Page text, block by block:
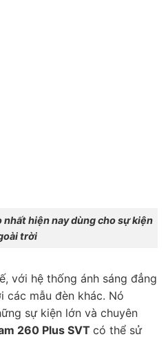
hiện nay dùng cho sự kiện
trời
với hệ thống ánh sáng đẳng
các mẫu đèn khác. Nó
sự kiện lớn và chuyên
260 Plus SVT có thể sử